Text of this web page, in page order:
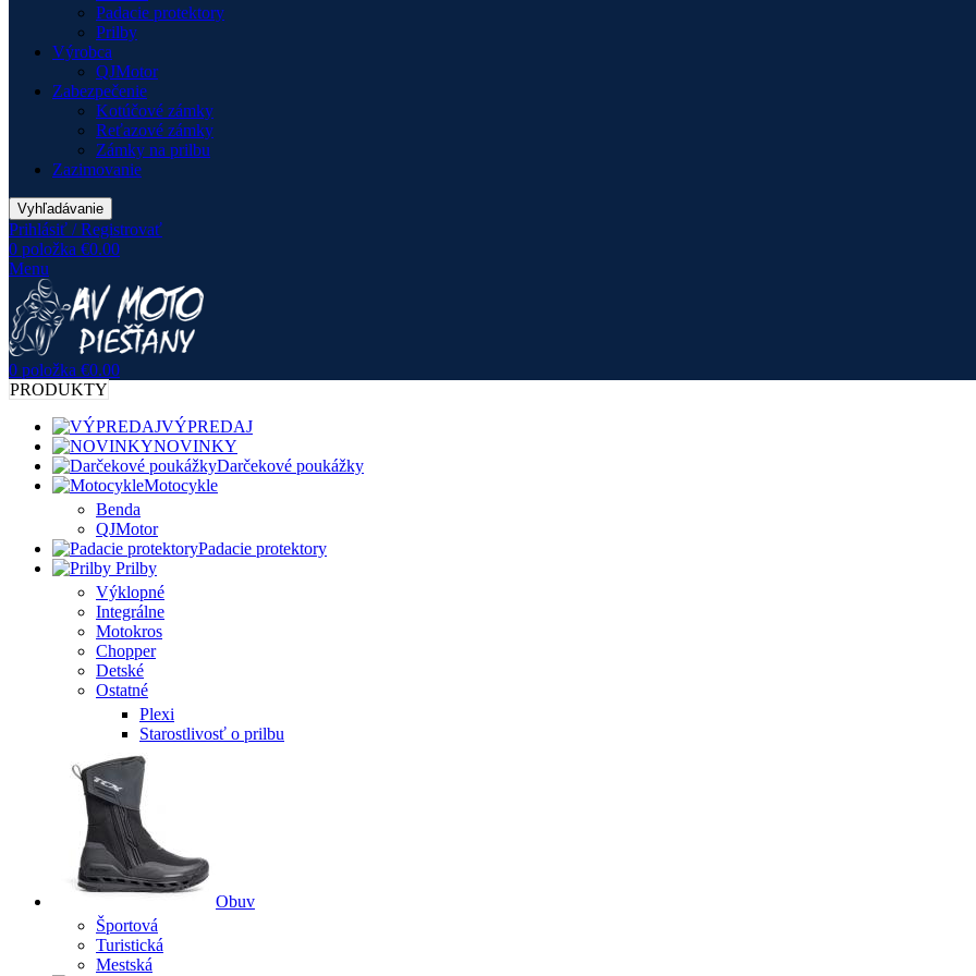
Padacie protektory
Prilby
Výrobca
QJMotor
Zabezpečenie
Kotúčové zámky
Reťazové zámky
Zámky na prilbu
Zazimovanie
Vyhľadávanie
Prihlásiť / Registrovať
0 položka €0.00
Menu
0 položka €0.00
PRODUKTY
VÝPREDAJ
NOVINKY
Darčekové poukážky
Motocykle
Benda
QJMotor
Padacie protektory
Prilby
Výklopné
Integrálne
Motokros
Chopper
Detské
Ostatné
Plexi
Starostlivosť o prilbu
Obuv
Športová
Turistická
Mestská